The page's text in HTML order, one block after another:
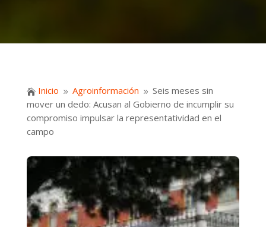
 Inicio 9 Agroinformación 9 Seis meses sin
mover un dedo: Acusan al Gobierno de incumplir su
compromiso impulsar la representatividad en el
campo